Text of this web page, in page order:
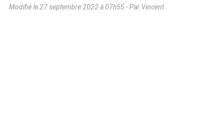
Modifié le27 septembre 2022 à 07h55- Par Vincent